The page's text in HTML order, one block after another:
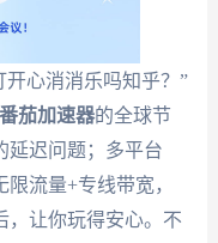
开心消消乐吗知乎？”
番茄加速器的全球节
延迟问题；多平台
流量+专线带宽，
，让你玩得安心。不